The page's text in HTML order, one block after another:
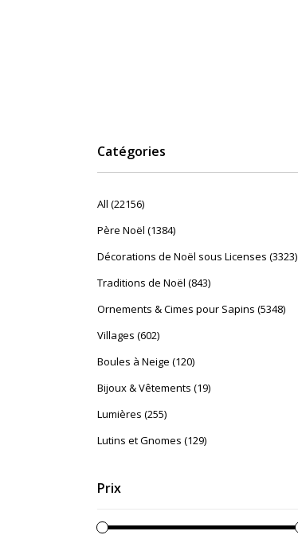
Catégories
All (22156)
Père Noël (1384)
Décorations de Noël sous Licenses (3323)
Traditions de Noël (843)
Ornements & Cimes pour Sapins (5348)
Villages (602)
Boules à Neige (120)
Bijoux & Vêtements (19)
Lumières (255)
Lutins et Gnomes (129)
Prix